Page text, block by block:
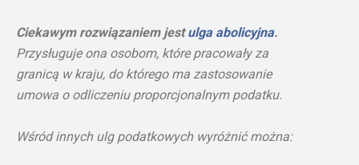
Ciekawym rozwiązaniem jestulga abolicyjna.
Przysługuje ona osobom, które pracowały za
granicą w kraju, do którego ma zastosowanie
umowa o odliczeniu proporcjonalnym podatku.
Wśród innych ulg podatkowych wyróżnić można: